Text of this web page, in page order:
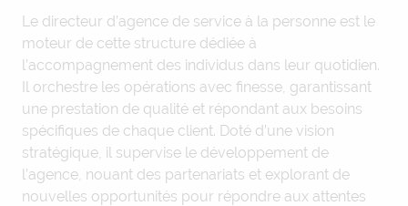
Le directeur d’agence de service à la personne est le
moteur de cette structure dédiée à
l’accompagnement des individus dans leur quotidien.
Il orchestre les opérations avec finesse, garantissant
une prestation de qualité et répondant aux besoins
spécifiques de chaque client. Doté d’une vision
stratégique, il supervise le développement de
l’agence, nouant des partenariats et explorant de
nouvelles opportunités pour répondre aux attentes